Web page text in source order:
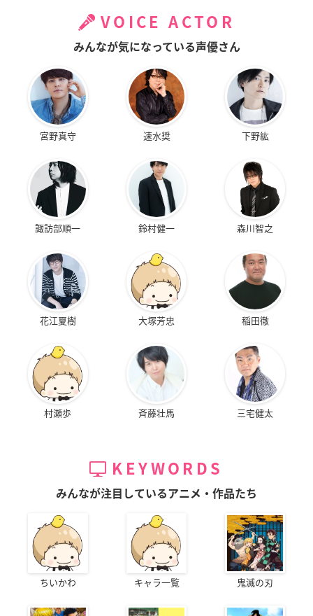
VOICE ACTOR
みんなが気になっている声優さん
宮野真守 速水奨 下野紘
諏訪部順一 鈴村健一 森川智之
花江夏樹 大塚芳忠 稲田徹
村瀬歩 斉藤壮馬 三宅健太
KEYWORDS
みんなが注目しているアニメ・作品たち
ちいかわ キャラ一覧 鬼滅の刃